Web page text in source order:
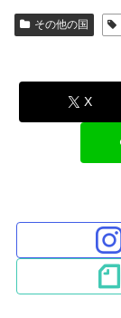
その他の国
X